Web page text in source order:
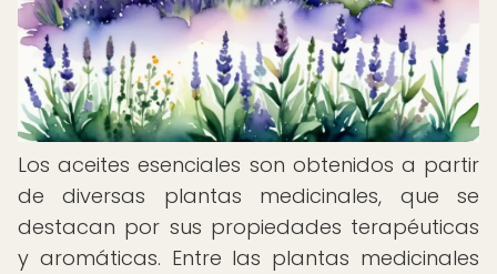
Los aceites esenciales son obtenidos a partir
de diversas plantas medicinales, que se
destacan por sus propiedades terapéuticas
y aromáticas. Entre las plantas medicinales